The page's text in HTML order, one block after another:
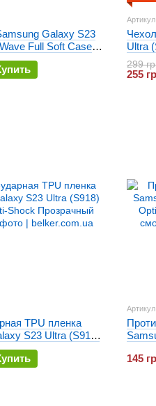
Galaxy S23
Full Soft Case
Ultra
299
255
TPU пленка
S23 Ultra (S918)
145